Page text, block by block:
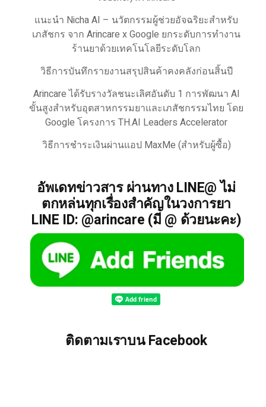
แนะนำ Nicha AI – นวัตกรรมผู้ช่วยอัจฉริยะสำหรับ
เภสัชกร จาก Arincare x Google ยกระดับการทำงาน
ร้านยาด้วยเทคโนโลยีระดับโลก
วิธีการบันทึกรายงานสรุปสินค้าคงคลังก่อนสิ้นปี
Arincare ได้รับรางวัลชนะเลิศอันดับ 1 การพัฒนา AI
ขั้นสูงสำหรับอุตสาหกรรมยาและเภสัชกรรมไทย โดย
Google โครงการ TH.AI Leaders Accelerator
วิธีการชำระเงินผ่านแอป MaxMe (สำหรับผู้ซื้อ)
อัพเดทข่าวสาร ผ่านทาง LINE@ ไม่
ตกหล่นทุกเรื่องสำคัญในวงการยา
LINE ID: @arincare (มี @ ด้วยนะคะ)
ติดตามเราบน Facebook